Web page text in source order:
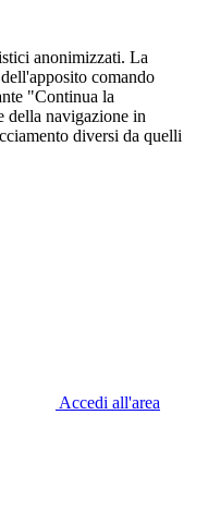
anonimizzati. La
comando
"Continua la
della navigazione in
diversi da quelli
Accedi all'area